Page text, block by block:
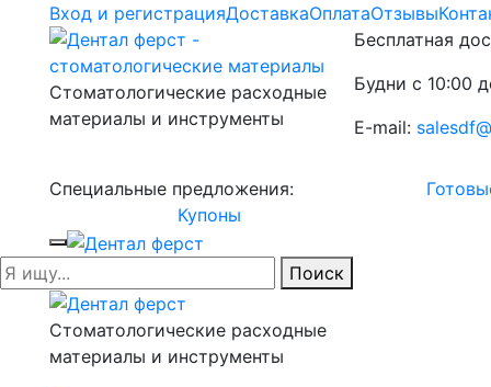
Вход и регистрацияДоставкаОплатаОтзывы
Стоматологические расходные
материалы и инструменты
Бесплатная
Будни с 10:00
E-mail:
Специальные предложения:
Купоны
Поиск
Стоматологические расходные
материалы и инструменты